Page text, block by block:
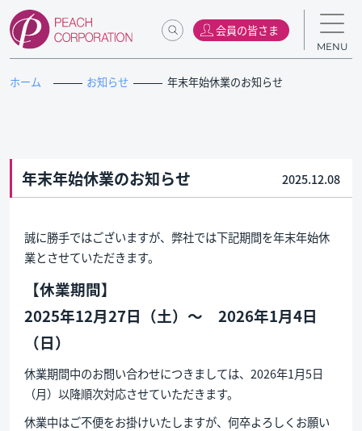
会員の皆さま
MENU
ホーム お知らせ 年末年始休業のお知らせ
年末年始休業のお知らせ 2025.12.08
誠に勝手ではございますが、弊社では下記期間を年末年始休
業とさせていただきます。
【休業期間】
2025年12月27日（土）～ 2026年1月4日
（日）
休業期間中のお問い合わせにつきましては、2026年1月5日
（月）以降順次対応させていただきます。
休業中はご不便をお掛けいたしますが、何卒よろしくお願い